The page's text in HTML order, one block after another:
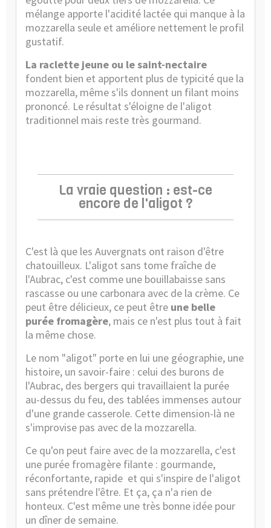
mélange apporte l'acidité lactée qui manque à la
mozzarella seule et améliore nettement le profil
gustatif.
La raclette jeune ou le saint-nectaire
fondent bien et apportent plus de typicité que la
mozzarella, même s'ils donnent un filant moins
prononcé. Le résultat s'éloigne de l'aligot
traditionnel mais reste très gourmand.
La vraie question : est-ce
encore de l'aligot ?
C'est là que les Auvergnats ont raison d'être
chatouilleux. L'aligot sans tome fraîche de
l'Aubrac, c'est comme une bouillabaisse sans
rascasse ou une carbonara avec de la crème. Ce
peut être délicieux, ce peut être une belle
purée fromagère, mais ce n'est plus tout à fait
la même chose.
Le nom "aligot" porte en lui une géographie, une
histoire, un savoir-faire : celui des burons de
l'Aubrac, des bergers qui travaillaient la purée
au-dessus du feu, des tablées immenses autour
d'une grande casserole. Cette dimension-là ne
s'improvise pas avec de la mozzarella.
Ce qu'on peut faire avec de la mozzarella, c'est
une purée fromagère filante : gourmande,
réconfortante, rapide et qui s'inspire de l'aligot
sans prétendre l'être. Et ça, ça n'a rien de
honteux. C'est même une très bonne idée pour
un dîner de semaine.